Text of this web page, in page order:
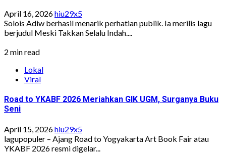
April 16, 2026hiu29x5
Solois Adiw berhasil menarik perhatian publik. Ia merilis lagu
berjudul Meski Takkan Selalu Indah....
2 min read
Lokal
Viral
Road to YKABF 2026 Meriahkan GIK UGM, Surganya Buku
Seni
April 15, 2026hiu29x5
lagupopuler – Ajang Road to Yogyakarta Art Book Fair atau
YKABF 2026 resmi digelar...